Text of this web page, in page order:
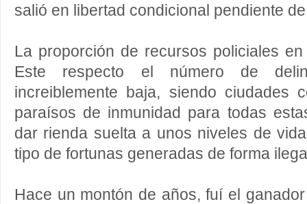
salió en libertad condicional pendiente
La proporción de recursos policiales
Este respecto el número de
increiblemente baja, siendo ciudades
paraísos de inmunidad para todas
dar rienda suelta a unos niveles de
tipo de fortunas generadas de forma
Hace un montón de años, fuí el